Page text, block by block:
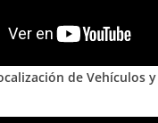
de Vehículos